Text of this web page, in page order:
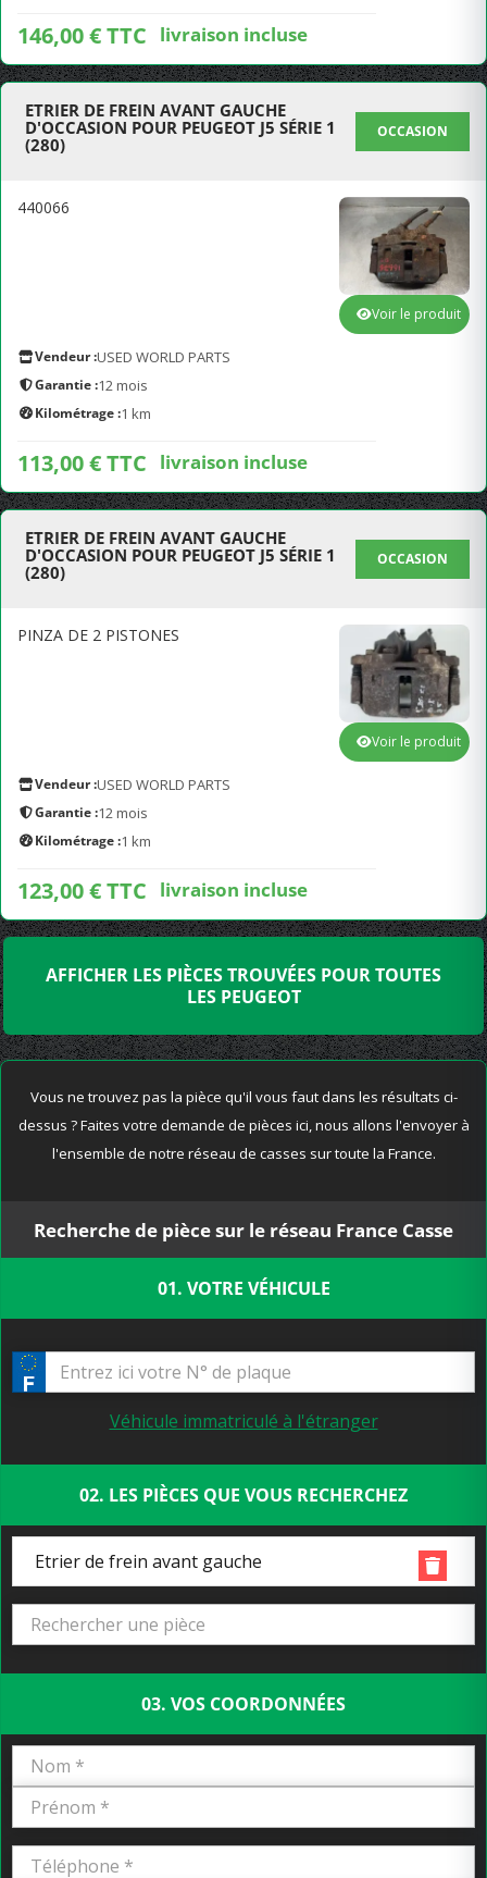
146,00 € TTC livraison incluse
ETRIER DE FREIN AVANT GAUCHE
D'OCCASION POUR PEUGEOT J5 SÉRIE 1
(280)
OCCASION
440066
Vendeur :USED WORLD PARTS
Garantie :12 mois
Kilométrage :1 km
113,00 € TTC livraison incluse
Voir le produit
ETRIER DE FREIN AVANT GAUCHE
D'OCCASION POUR PEUGEOT J5 SÉRIE 1
(280)
OCCASION
PINZA DE 2 PISTONES
Vendeur :USED WORLD PARTS
Garantie :12 mois
Kilométrage :1 km
123,00 € TTC livraison incluse
Voir le produit
AFFICHER LES PIÈCES TROUVÉES POUR TOUTES
LES PEUGEOT
Vous ne trouvez pas la pièce qu'il vous faut dans les résultats ci-
dessus ? Faites votre demande de pièces ici, nous allons l'envoyer à
l'ensemble de notre réseau de casses sur toute la France.
Recherche de pièce sur le réseau France Casse
01. VOTRE VÉHICULE
Véhicule immatriculé à l'étranger
02. LES PIÈCES QUE VOUS RECHERCHEZ
Etrier de frein avant gauche
03. VOS COORDONNÉES